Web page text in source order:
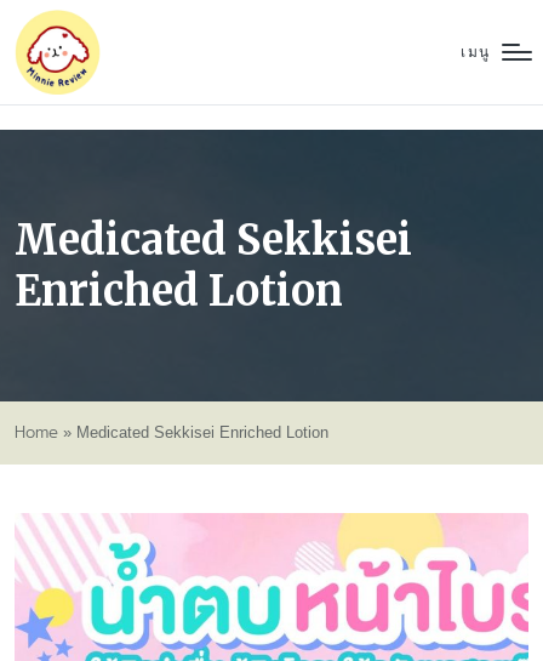
เมนู
Medicated Sekkisei
Enriched Lotion
Home » Medicated Sekkisei Enriched Lotion